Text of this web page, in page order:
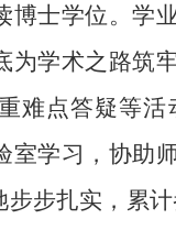
博士学位。学
为学术之路筑
难点答疑等
室学习，协助
步扎实，累